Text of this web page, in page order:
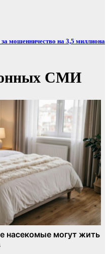
мошенничество на 3,5 миллиона